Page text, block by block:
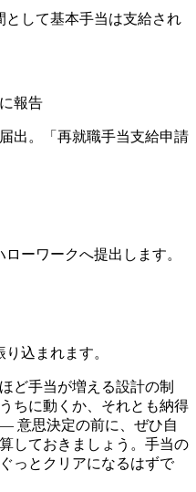
として基本手当は支給され
報告
出。「再就職手当支給申請
ーワークへ提出します。
込まれます。
ど手当が増える設計の制
ちに動くか、それとも納得
意思決定の前に、ぜひ自
しておきましょう。手当の
っとクリアになるはずで